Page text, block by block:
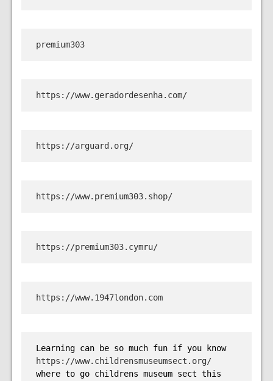
premium303
https://www.geradordesenha.com/
https://arguard.org/
https://www.premium303.shop/
https://premium303.cymru/
https://www.1947london.com
Learning can be so much fun if you know
https://www.childrensmuseumsect.org/
where to go childrens museum sect this